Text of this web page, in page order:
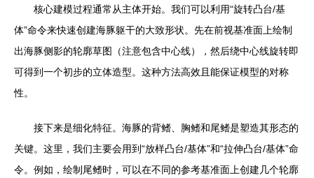
核心建模过程通常从主体开始。我们可以利用“旋转凸台/基
体”命令来快速创建海豚躯干的大致形状。先在前视基准面上绘制
出海豚侧影的轮廓草图（注意包含中心线），然后绕中心线旋转即
可得到一个初步的立体造型。这种方法高效且能保证模型的对称
性。
接下来是细化特征。海豚的背鳍、胸鳍和尾鳍是塑造其形态的
关键。这里，我们主要会用到“放样凸台/基体”和“拉伸凸台/基体”命
令。例如，绘制尾鳍时，可以在不同的参考基准面上创建几个轮廓